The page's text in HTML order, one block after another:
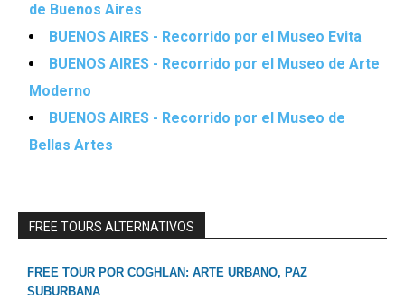
de Buenos Aires
BUENOS AIRES - Recorrido por el Museo Evita
BUENOS AIRES - Recorrido por el Museo de Arte
Moderno
BUENOS AIRES - Recorrido por el Museo de
Bellas Artes
FREE TOURS ALTERNATIVOS
FREE TOUR POR COGHLAN: ARTE URBANO, PAZ
SUBURBANA